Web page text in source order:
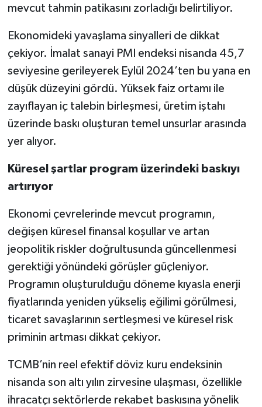
mevcut tahmin patikasını zorladığı belirtiliyor.
Ekonomideki yavaşlama sinyalleri de dikkat
çekiyor. İmalat sanayi PMI endeksi nisanda 45,7
seviyesine gerileyerek Eylül 2024’ten bu yana en
düşük düzeyini gördü. Yüksek faiz ortamı ile
zayıflayan iç talebin birleşmesi, üretim iştahı
üzerinde baskı oluşturan temel unsurlar arasında
yer alıyor.
Küresel şartlar program üzerindeki baskıyı
artırıyor
Ekonomi çevrelerinde mevcut programın,
değişen küresel finansal koşullar ve artan
jeopolitik riskler doğrultusunda güncellenmesi
gerektiği yönündeki görüşler güçleniyor.
Programın oluşturulduğu döneme kıyasla enerji
fiyatlarında yeniden yükseliş eğilimi görülmesi,
ticaret savaşlarının sertleşmesi ve küresel risk
priminin artması dikkat çekiyor.
TCMB’nin reel efektif döviz kuru endeksinin
nisanda son altı yılın zirvesine ulaşması, özellikle
ihracatçı sektörlerde rekabet baskısına yönelik